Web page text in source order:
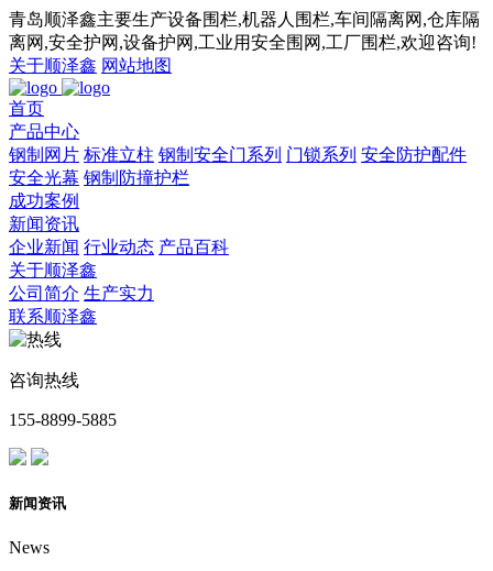
青岛顺泽鑫主要生产设备围栏,机器人围栏,车间隔离网,仓库隔
离网,安全护网,设备护网,工业用安全围网,工厂围栏,欢迎咨询!
关于顺泽鑫 网站地图
首页
产品中心
钢制网片 标准立柱 钢制安全门系列 门锁系列 安全防护配件
安全光幕 钢制防撞护栏
成功案例
新闻资讯
企业新闻 行业动态 产品百科
关于顺泽鑫
公司简介 生产实力
联系顺泽鑫
咨询热线
155-8899-5885
新闻资讯
News